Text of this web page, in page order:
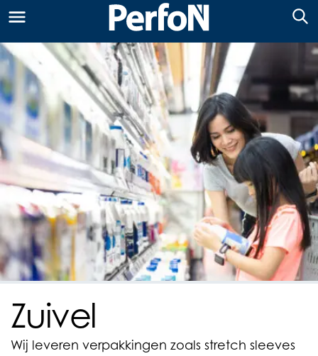
Zuivel
Wij leveren verpakkingen zoals stretch sleeves